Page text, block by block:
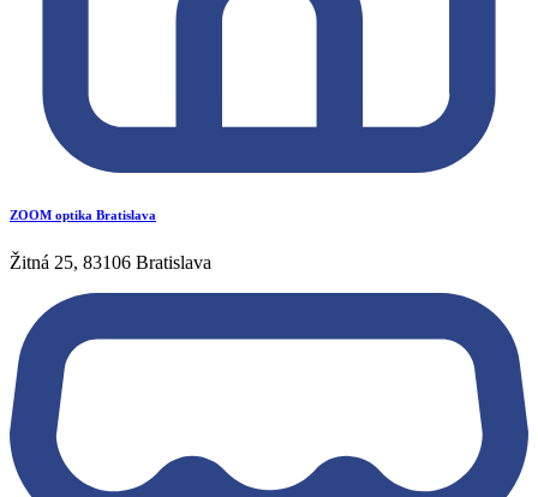
ZOOM optika Bratislava
Žitná 25, 83106 Bratislava